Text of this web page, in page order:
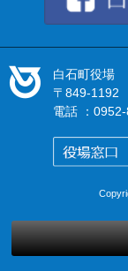
白石町役場
〒849-1192
電話 ：